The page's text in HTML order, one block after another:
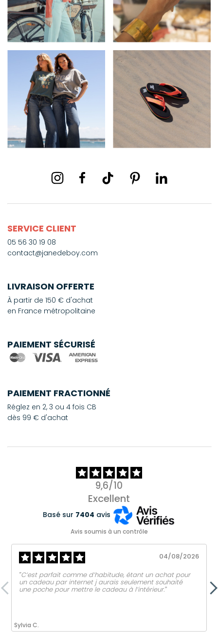
SERVICE CLIENT
05 56 30 19 08
contact@janedeboy.com
LIVRAISON OFFERTE
À partir de 150 € d'achat
en France métropolitaine
PAIEMENT SÉCURISÉ
PAIEMENT FRACTIONNÉ
Réglez en 2, 3 ou 4 fois CB
dès 99 € d'achat
9,6/10
Excellent
Basé sur 7404 avis
Avis soumis à un contrôle
Sylvia C.
04/08/2026
‟C’est parfait comme d’habitude, étant un achat pour
un cadeau par internet j aurais seulement souhaité
une poche pour mettre le cadeau à l’intérieur.ˮ